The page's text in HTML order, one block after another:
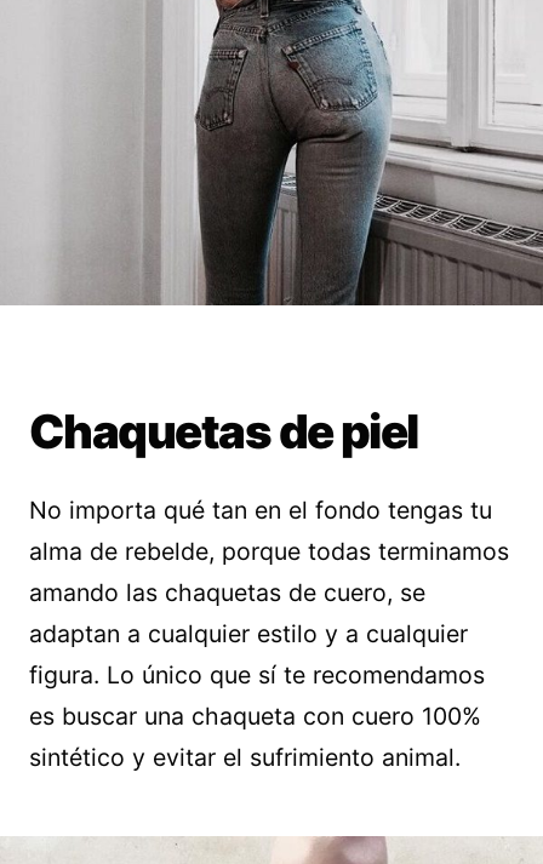
Chaquetas de piel
No importa qué tan en el fondo tengas tu
alma de rebelde, porque todas terminamos
amando las chaquetas de cuero, se
adaptan a cualquier estilo y a cualquier
figura. Lo único que sí te recomendamos
es buscar una chaqueta con cuero 100%
sintético y evitar el sufrimiento animal.